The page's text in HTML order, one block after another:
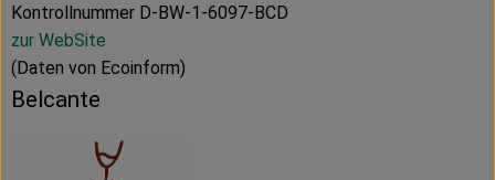
Kontrollnummer D-BW-1-6097-BCD
zur WebSite
(Daten von Ecoinform)
Belcante